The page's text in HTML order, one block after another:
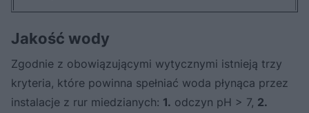
Jakość wody
Zgodnie z obowiązującymi wytycznymi istnieją trzy
kryteria, które powinna spełniać woda płynąca przez
instalacje z rur miedzianych: 1. odczyn pH > 7, 2.